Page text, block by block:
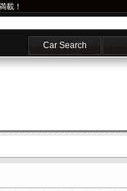
載！
Car Search